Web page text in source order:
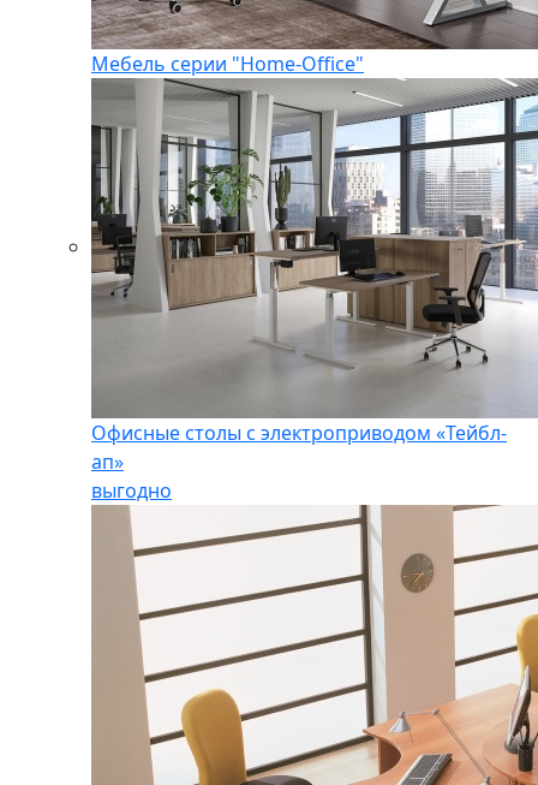
Мебель серии "Home-Office"
Офисные столы с электроприводом «Тейбл-
ап»
выгодно